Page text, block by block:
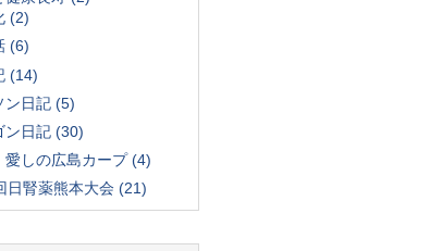
(2)
(6)
(14)
ン日記 (5)
ン日記 (30)
愛しの広島カープ (4)
日腎薬熊本大会 (21)